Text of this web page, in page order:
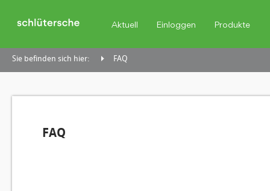
Aktuell Einloggen Produkte
Sie befinden sich hier: FAQ
FAQ